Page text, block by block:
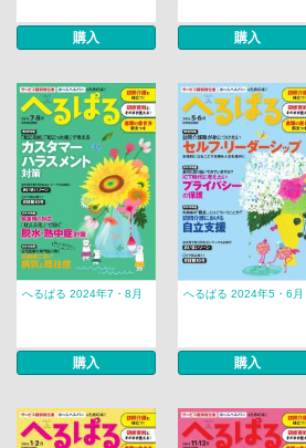
購入 購入
へるぱる 2024年7・8月
購入
へるぱる 2024年5・6月
購入